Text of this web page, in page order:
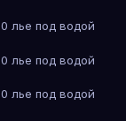
лье под водой
лье под водой
лье под водой